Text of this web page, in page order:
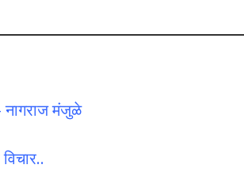
नागराज मंजुळे